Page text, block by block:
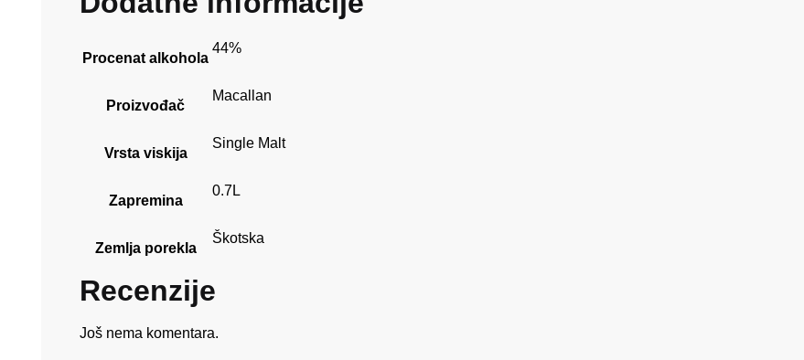
Procenat alkohola
44%
Proizvođač
Macallan
Vrsta viskija
Single Malt
Zapremina
0.7L
Zemlja porekla
Škotska
Recenzije
Još nema komentara.